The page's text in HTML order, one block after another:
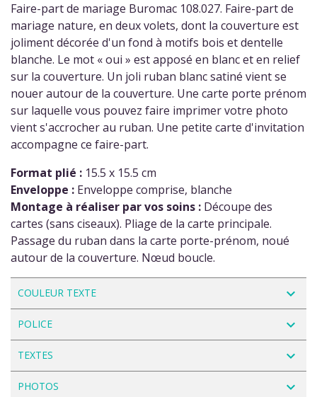
Faire-part de mariage Buromac 108.027. Faire-part de
mariage nature, en deux volets, dont la couverture est
joliment décorée d'un fond à motifs bois et dentelle
blanche. Le mot « oui » est apposé en blanc et en relief
sur la couverture. Un joli ruban blanc satiné vient se
nouer autour de la couverture. Une carte porte prénom
sur laquelle vous pouvez faire imprimer votre photo
vient s'accrocher au ruban. Une petite carte d'invitation
accompagne ce faire-part.
Format plié : 15.5 x 15.5 cm
Enveloppe : Enveloppe comprise, blanche
Montage à réaliser par vos soins : Découpe des
cartes (sans ciseaux). Pliage de la carte principale.
Passage du ruban dans la carte porte-prénom, noué
autour de la couverture. Nœud boucle.
COULEUR TEXTE navigate_next
POLICE navigate_next
TEXTES navigate_next
PHOTOS navigate_next